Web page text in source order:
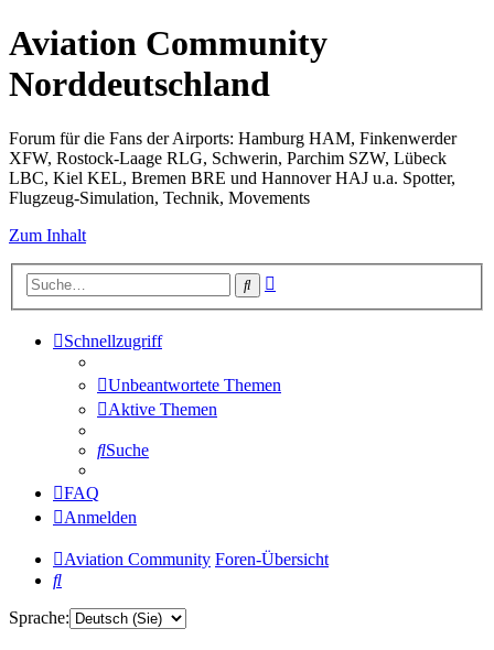
Aviation Community
Norddeutschland
Forum für die Fans der Airports: Hamburg HAM, Finkenwerder
XFW, Rostock-Laage RLG, Schwerin, Parchim SZW, Lübeck
LBC, Kiel KEL, Bremen BRE und Hannover HAJ u.a. Spotter,
Flugzeug-Simulation, Technik, Movements
Zum Inhalt
Suche
Schnellzugriff
Unbeantwortete Themen
Aktive Themen
Suche
FAQ
Anmelden
Aviation Community Foren-Übersicht
Suche
Sprache: